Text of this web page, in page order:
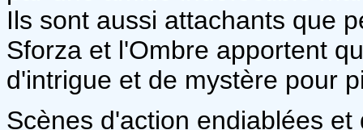
Ils sont aussi attachants que
Sforza et l'Ombre apportent
d'intrigue et de mystère pour
Scènes d'action endiablées